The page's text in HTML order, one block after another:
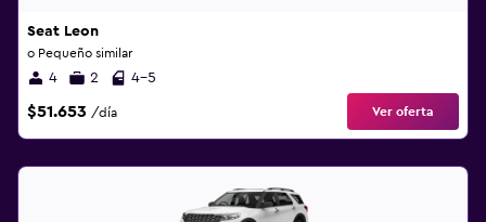
Seat Leon
o Pequeño similar
4 2 4-5
$51.653 /día Ver oferta